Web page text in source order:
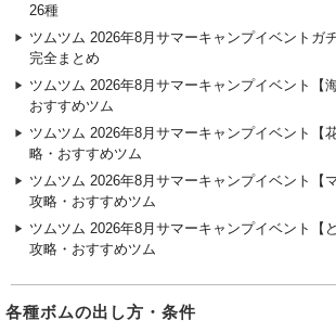
26種
ツムツム 2026年8月サマーキャンプイベントガ
完全まとめ
ツムツム 2026年8月サマーキャンプイベント【
おすすめツム
ツムツム 2026年8月サマーキャンプイベント【
略・おすすめツム
ツムツム 2026年8月サマーキャンプイベント【
攻略・おすすめツム
ツムツム 2026年8月サマーキャンプイベント【
攻略・おすすめツム
各種ボムの出し方・条件